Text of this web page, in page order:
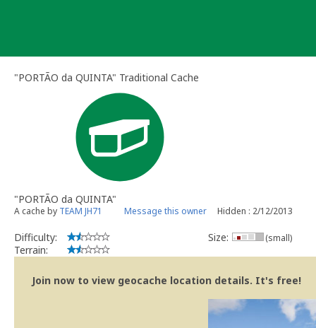
"PORTÃO da QUINTA" Traditional Cache
"PORTÃO da QUINTA"
A cache by TEAM JH71 Message this owner Hidden : 2/12/2013
Difficulty:
Terrain:
Size: (small)
Join now to view geocache location details. It's free!